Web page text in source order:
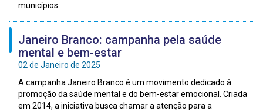
municípios
Janeiro Branco: campanha pela saúde
mental e bem-estar
02 de Janeiro de 2025
A campanha Janeiro Branco é um movimento dedicado à
promoção da saúde mental e do bem-estar emocional. Criada
em 2014, a iniciativa busca chamar a atenção para a